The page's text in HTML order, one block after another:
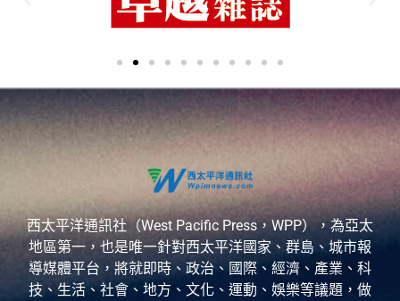
西太平洋通訊社（West Pacific Press，WPP），為亞太
地區第一，也是唯一針對西太平洋國家、群島、城市報
導媒體平台，將就即時、政治、國際、經濟、產業、科
技、生活、社會、地方、文化、運動、娛樂等議題，做